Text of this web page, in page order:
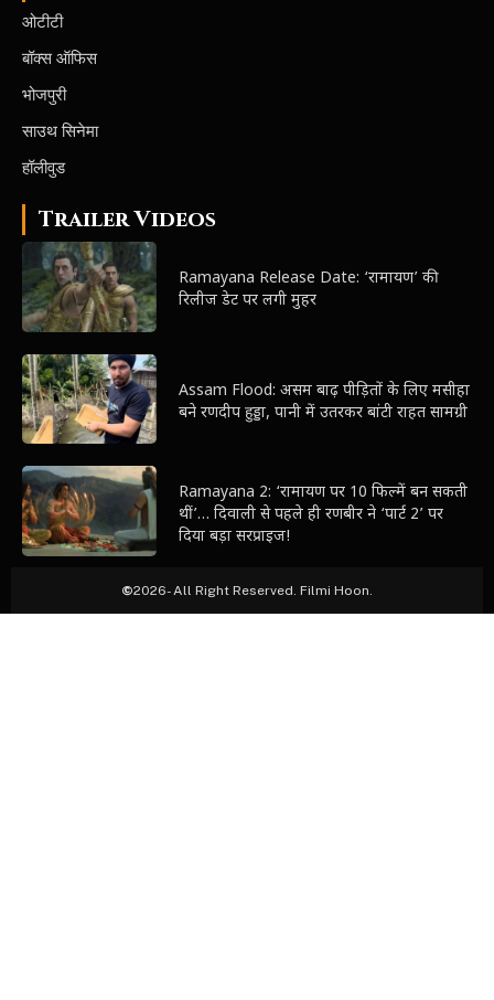
ओटीटी
बॉक्स ऑफिस
भोजपुरी
साउथ सिनेमा
हॉलीवुड
Trailer Videos
Ramayana Release Date: ‘रामायण’ की
रिलीज डेट पर लगी मुहर
Assam Flood: असम बाढ़ पीड़ितों के लिए मसीहा
बने रणदीप हुड्डा, पानी में उतरकर बांटी राहत सामग्री
Ramayana 2: ‘रामायण पर 10 फिल्में बन सकती
थीं’… दिवाली से पहले ही रणबीर ने ‘पार्ट 2’ पर
दिया बड़ा सरप्राइज!
©2026- All Right Reserved. Filmi Hoon.